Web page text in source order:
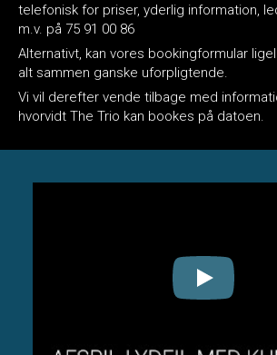
telefonisk for priser, yderlig information,
m.v. på 75 91 00 86
Alternativt, kan vores bookingformular
alt sammen ganske uforpligtende.
Vi vil derefter vende tilbage med
hvorvidt The Trio kan bookes på datoen.